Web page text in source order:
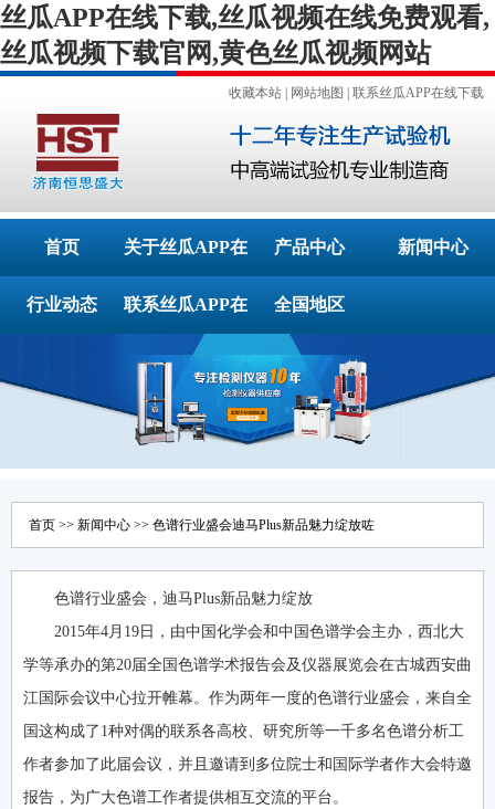
丝瓜APP在线下载,丝瓜视频在线免费观看,
丝瓜视频下载官网,黄色丝瓜视频网站
收藏本站 网站地图 联系丝瓜APP在线下载
首页 关于丝瓜APP在
线下载
产品中心 新闻中心
行业动态 联系丝瓜APP在
线下载
全国地区
首页 >> 新闻中心 >> 色谱行业盛会迪马Plus新品魅力绽放咗
色谱行业盛会，迪马Plus新品魅力绽放
2015年4月19日，由中国化学会和中国色谱学会主办，西北大
学等承办的第20届全国色谱学术报告会及仪器展览会在古城西安曲
江国际会议中心拉开帷幕。作为两年一度的色谱行业盛会，来自全
国这构成了1种对偶的联系各高校、研究所等一千多名色谱分析工
作者参加了此届会议，并且邀请到多位院士和国际学者作大会特邀
报告，为广大色谱工作者提供相互交流的平台。